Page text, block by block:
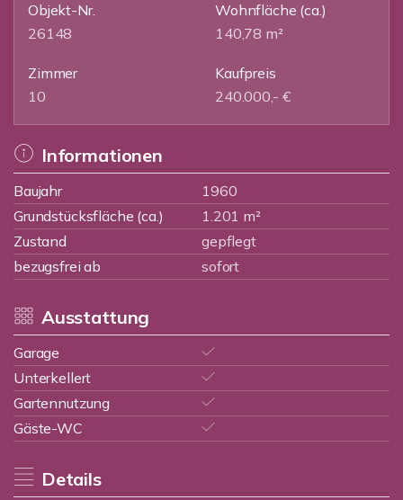
Objekt-Nr.
26148
Wohnfläche (ca.)
140,78 m²
Zimmer
10
Kaufpreis
240.000,- €
Informationen
Baujahr
1960
Grundstücksfläche (ca.)
1.201 m²
Zustand
gepflegt
bezugsfrei ab
sofort
Ausstattung
Garage
Unterkellert
Gartennutzung
Gäste-WC
Details